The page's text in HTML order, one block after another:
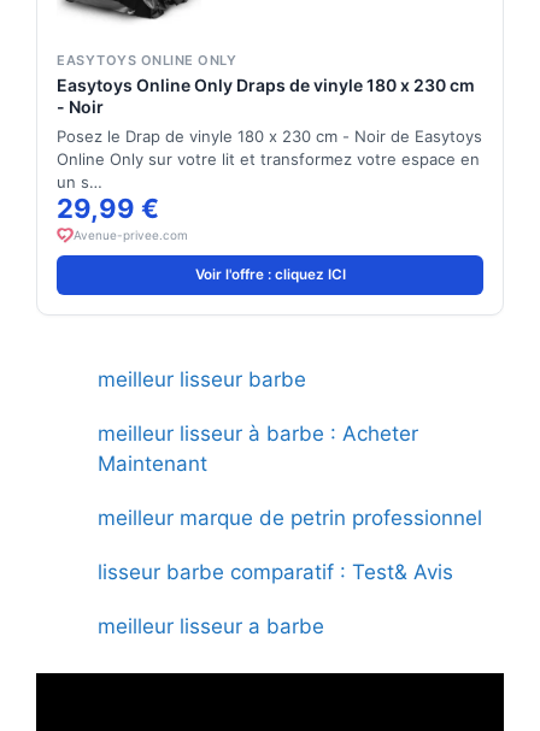
EASYTOYS ONLINE ONLY
Easytoys Online Only Draps de vinyle 180 x 230 cm
- Noir
Posez le Drap de vinyle 180 x 230 cm - Noir de Easytoys
Online Only sur votre lit et transformez votre espace en
un s…
29,99 €
Avenue-privee.com
Voir l'offre : cliquez ICI
meilleur lisseur barbe
meilleur lisseur à barbe : Acheter
Maintenant
meilleur marque de petrin professionnel
lisseur barbe comparatif : Test& Avis
meilleur lisseur a barbe